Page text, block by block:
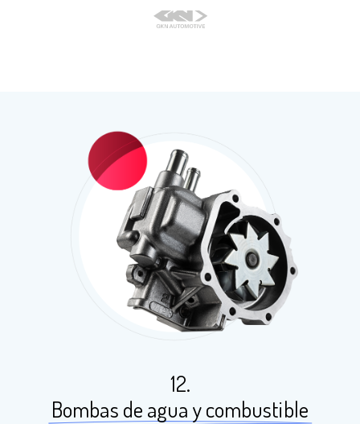
12.
Bombas de agua y combustible